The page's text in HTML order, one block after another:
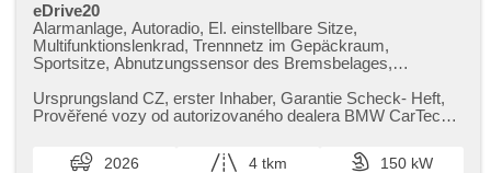
eDrive20
Alarmanlage, Autoradio, El. einstellbare Sitze,
Multifunktionslenkrad, Trennnetz im Gepäckraum,
Sportsitze, Abnutzungssensor des Bremsbelages,
skla, odvětrávaná sedadla, el. tažné zařízení, bezklíčové
odemykání, bezklíčové startování, head-up display,
svícení
Ursprungsland CZ,​ erster Inhaber,​ Garantie Scheck​- Heft,​
Prověřené vozy od autorizovaného dealera BMW CarTec
2026 4 tkm
150 kW